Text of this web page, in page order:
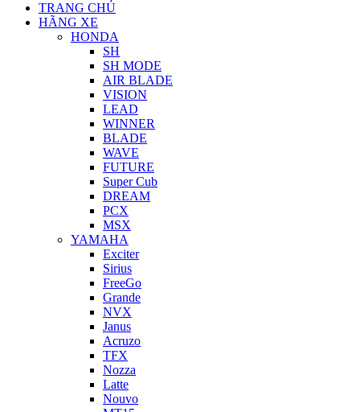
TRANG CHỦ
HÃNG XE
HONDA
SH
SH MODE
AIR BLADE
VISION
LEAD
WINNER
BLADE
WAVE
FUTURE
Super Cub
DREAM
PCX
MSX
YAMAHA
Exciter
Sirius
FreeGo
Grande
NVX
Janus
Acruzo
TFX
Nozza
Latte
Nouvo